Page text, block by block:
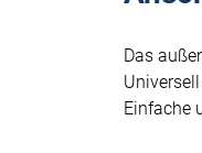
Das
Einfache